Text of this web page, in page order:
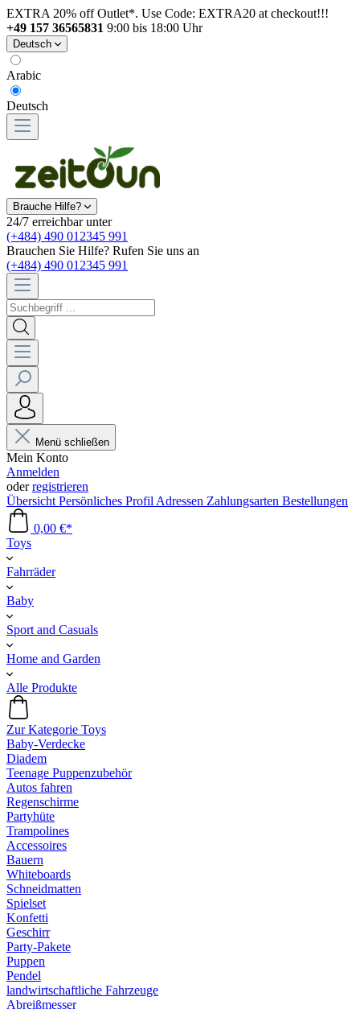
EXTRA 20% off Outlet*. Use Code: EXTRA20 at checkout!!!
+49 157 36565831 9:00 bis 18:00 Uhr
Deutsch
Arabic
Deutsch
Brauche Hilfe?
24/7 erreichbar unter
(+484) 490 012345 991
Brauchen Sie Hilfe? Rufen Sie uns an
(+484) 490 012345 991
Menü schließen
Mein Konto
Anmelden
oderregistrieren
Übersicht Persönliches Profil Adressen Zahlungsarten Bestellungen
0,00 €*
Toys
Fahrräder
Baby
Sport and Casuals
Home and Garden
Alle Produkte
Zur Kategorie Toys
Baby-Verdecke
Diadem
Teenage Puppenzubehör
Autos fahren
Regenschirme
Partyhüte
Trampolines
Accessoires
Bauern
Whiteboards
Schneidmatten
Spielset
Konfetti
Geschirr
Party-Pakete
Puppen
Pendel
landwirtschaftliche Fahrzeuge
Abreißmesser